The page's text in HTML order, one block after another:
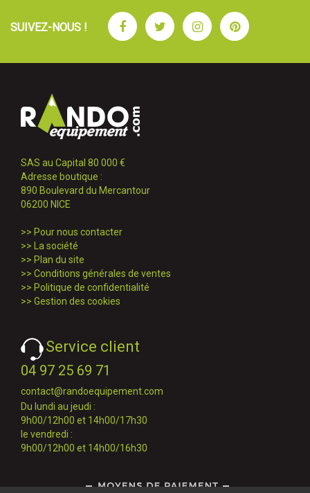
SUIVEZ-NOUS ! FacebookTwitterInstagramPinterest
SAS au Capital 80 000 €
Adresse boutique :
890 Boulevard du Mercantour
06200 NICE
>> Pour nous contacter
>>
La société
>> Plan du site
>> Conditions générales de ventes
>> Politique de confidentialité
>> Gestion des cookies
Service client
04 97 25 69 71
contact@randoequipement.com
Du lundi au jeudi :
9h00/12h00 et 14h00/17h30
le vendredi :
9h00/12h00 et 14h00/16h30